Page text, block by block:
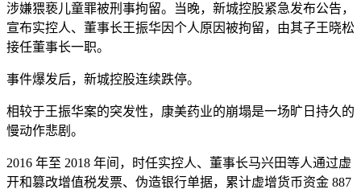
涉嫌猥亵儿童罪被刑事拘留。当晚，新城控股紧急发布公告，
宣布实控人、董事长王振华因个人原因被拘留，由其子王晓松
接任董事长一职。
事件爆发后，新城控股连续跌停。
相较于王振华案的突发性，康美药业的崩塌是一场旷日持久的
慢动作悲剧。
2016 年至 2018 年间，时任实控人、董事长马兴田等人通过虚
开和篡改增值税发票、伪造银行单据，累计虚增货币资金 887